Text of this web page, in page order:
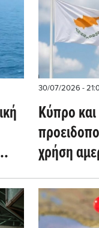
30/07/2026 -
Κύπρο
χρήση